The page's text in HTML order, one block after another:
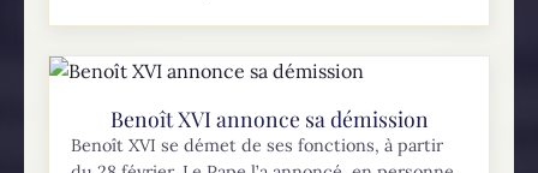
Benoît XVI annonce sa démission
Benoît XVI se démet de ses fonctions, à partir